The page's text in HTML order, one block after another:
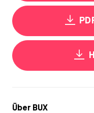
Über BUX